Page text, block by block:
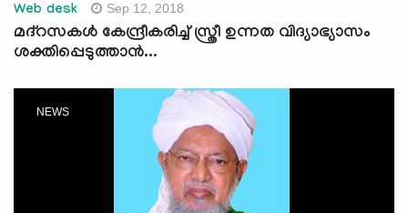
Web desk Sep 12, 2018
മദ്‌റസകള്‍ കേന്ദ്രീകരിച്ച് സ്ത്രീ ഉന്നത വിദ്യാഭ്യാസം
ശക്തിപ്പെടുത്താന്‍...
NEWS